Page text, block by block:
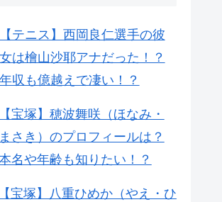
【テニス】西岡良仁選手の彼
女は檜山沙耶アナだった！？
年収も億越えで凄い！？
【宝塚】穂波舞咲（ほなみ・
まさき）のプロフィールは？
名や年齢も知りたい！？
【宝塚】八重ひめか（やえ・ひ